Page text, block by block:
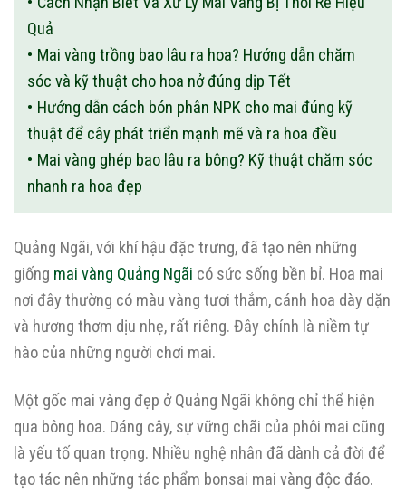
Quả
Mai vàng trồng bao lâu ra hoa? Hướng dẫn chăm
sóc và kỹ thuật cho hoa nở đúng dịp Tết
Hướng dẫn cách bón phân NPK cho mai đúng kỹ
thuật để cây phát triển mạnh mẽ và ra hoa đều
Mai vàng ghép bao lâu ra bông? Kỹ thuật chăm sóc
nhanh ra hoa đẹp
Quảng Ngãi, với khí hậu đặc trưng, đã tạo nên những
giống mai vàng Quảng Ngãi có sức sống bền bỉ. Hoa mai
nơi đây thường có màu vàng tươi thắm, cánh hoa dày dặn
và hương thơm dịu nhẹ, rất riêng. Đây chính là niềm tự
hào của những người chơi mai.
Một gốc mai vàng đẹp ở Quảng Ngãi không chỉ thể hiện
qua bông hoa. Dáng cây, sự vững chãi của phôi mai cũng
là yếu tố quan trọng. Nhiều nghệ nhân đã dành cả đời để
tạo tác nên những tác phẩm bonsai mai vàng độc đáo.